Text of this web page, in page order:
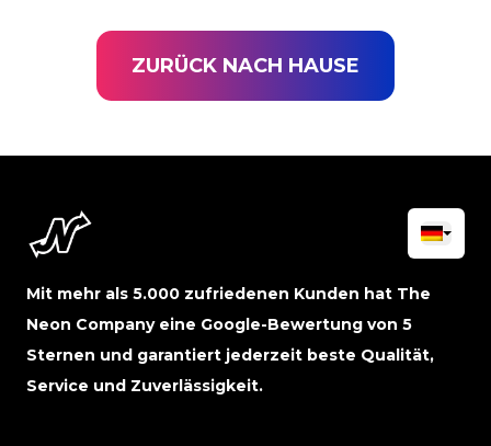
ZURÜCK NACH HAUSE
Mit mehr als 5.000 zufriedenen Kunden hat The
Neon Company eine Google-Bewertung von 5
Sternen und garantiert jederzeit beste Qualität,
Service und Zuverlässigkeit.